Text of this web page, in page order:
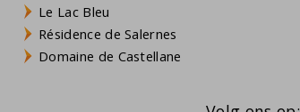
Le Lac Bleu
Résidence de Salernes
Domaine de Castellane